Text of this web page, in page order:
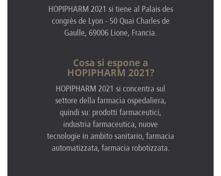
HOPIPHARM 2021 si tiene al Palais des
congrès de Lyon - 50 Quai Charles de
Gaulle, 69006 Lione, Francia.
Cosa si espone a
HOPIPHARM 2021?
HOPIPHARM 2021 si concentra sul
settore della farmacia ospedaliera,
quindi su: prodotti farmaceutici,
industria farmaceutica, nuove
tecnologie in ambito sanitario, farmacia
automatizzata, farmacia robotizzata.